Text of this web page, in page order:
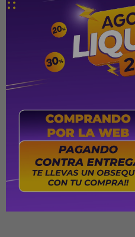
Tamaño: 16,5 cm (6,5")
Vías: 3
Potencia RMS: 70 W
Potencia máxima: 320 W
Sensibilidad: 91 dB (1 W/1 m)
Impedancia: 4 Ω
Características:
medios y agudos nítidos
Diseño: Elegante y